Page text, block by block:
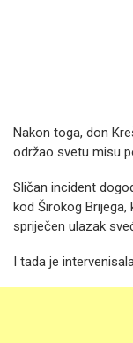
Nakon toga, don
održao svetu misu
Sličan incident
kod Širokog
spriječen ulazak
I tada je